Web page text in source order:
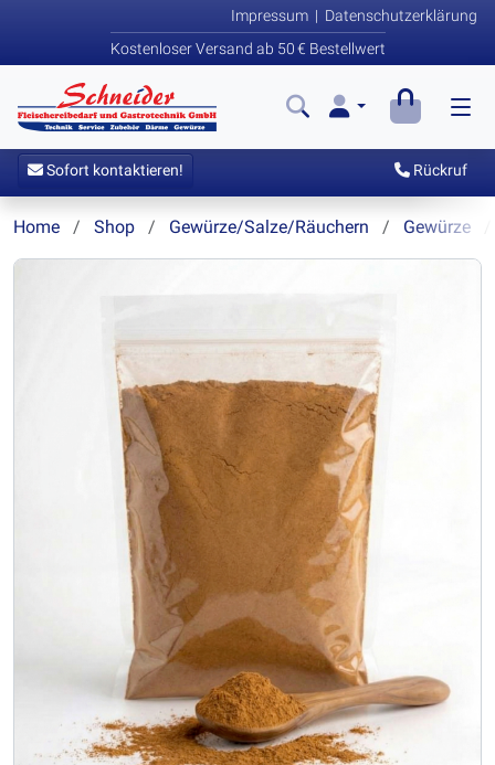
Kostenloser Versand ab 50 € Bestellwert
Impressum | Datenschutzerklärung
Sofort kontaktieren! Rückruf
Home Shop Gewürze/Salze/Räuchern Gewürze